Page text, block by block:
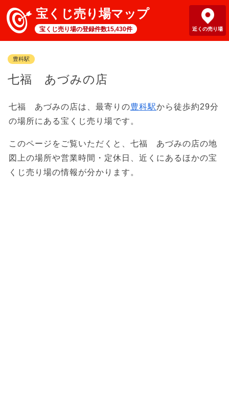
宝くじ売り場マップ
宝くじ売り場の登録件数15,430件 近くの売り場
豊科駅
七福 あづみの店
七福 あづみの店は、最寄りの豊科駅から徒歩約29分
の場所にある宝くじ売り場です。
このページをご覧いただくと、七福 あづみの店の地
図上の場所や営業時間・定休日、近くにあるほかの宝
くじ売り場の情報が分かります。